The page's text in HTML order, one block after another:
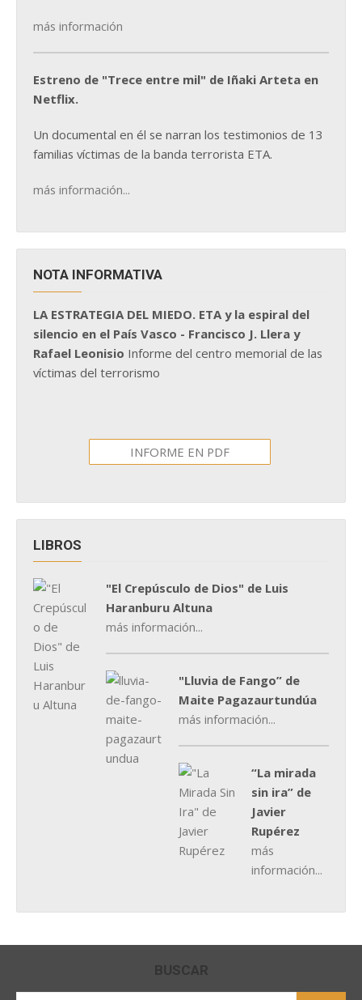
más información
Estreno de "Trece entre mil" de Iñaki Arteta en
Netflix.
Un documental en él se narran los testimonios de 13
familias víctimas de la banda terrorista ETA.
más información...
NOTA INFORMATIVA
LA ESTRATEGIA DEL MIEDO. ETA y la espiral del
silencio en el País Vasco - Francisco J. Llera y
Rafael Leonisio Informe del centro memorial de las
víctimas del terrorismo
INFORME EN PDF
LIBROS
"El Crepúsculo de Dios" de Luis
Haranburu Altuna
más información...
"Lluvia de Fango” de
Maite Pagazaurtundúa
más información...
“La mirada
sin ira” de
Javier
Rupérez
más
información...
BUSCAR